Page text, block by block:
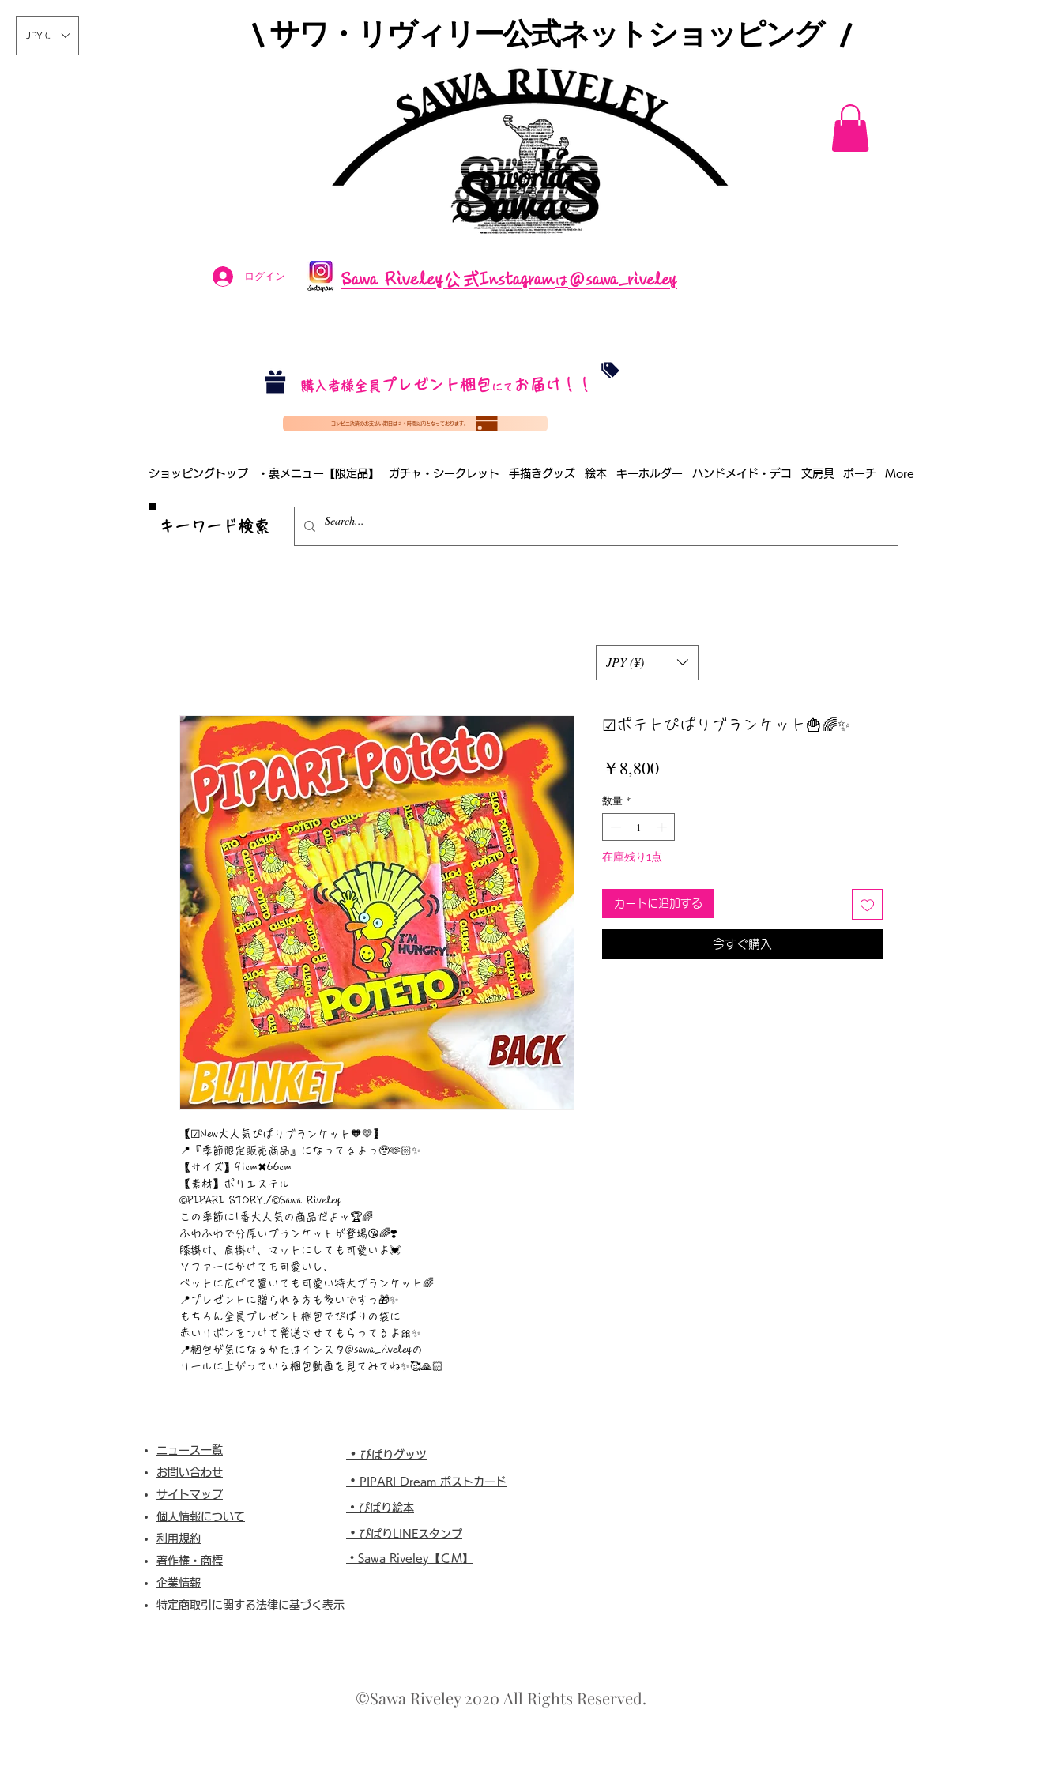
JPY (¥) \ サワ・リヴィリー公式ネットショッピング /​
Sawa Riveley公式Instagramは＠sawa_riveley
ログイン
購入者様全員 プレゼント梱包 にて お届け！！
コンビニ決済のお支払い期日は２４時間以内となっております。
ショッピングトップ ・裏メニュー【限定品】 ガチャ・シークレット 手描きグッズ 絵本 キーホルダー ハンドメイド・デコ 文房具 ポーチ More
​キーワード検索
【☑︎New大人気ぴぱりブランケット🧡💛】
📍『季節限定販売商品』になってるよっ🥹🫶🏻✨
【サイズ】91cm✖︎66cm
【素材】ポリエステル
©︎PIPARI STORY./©︎Sawa Riveley
この季節に1番大人気の商品だよッ🏆🌈
ふわふわで分厚いブランケットが登場😘🌈❣️
膝掛け、肩掛け、マットにしても可愛いよ💓
ソファーにかけても可愛いし、
ベットに広げて置いても可愛い特大ブランケット🌈
📍プレゼントに贈られる方も多いですっ🎁✨
もちろん全員プレゼント梱包でぴぱりの袋に
赤いリボンをつけて発送させてもらってるよ🎀✨
📍梱包が気になるかたはインスタ@sawa_riveleyの
リールに上がっている梱包動画を見てみてね✨🥰🙏🏻
☑︎ポテトぴぱりブランケット🍟🌈✨
￥8,800価
数量 *
在庫残り1点
カートに追加する
今すぐ購入
JPY (¥)
ニュース一覧
お問い合わせ
サイトマップ
個人情報について
利用規約
著作権・商標
企業情報
​特定商取引に関する法律に基づく表示
・ ぴぱりグッツ
・ PIPARI Dream ポストカード
・ ぴぱり絵本
・ ぴぱりLINEスタンプ
​・ Sawa Riveley【ＣＭ】
©Sawa Riveley 2020 All Rights Reserved.